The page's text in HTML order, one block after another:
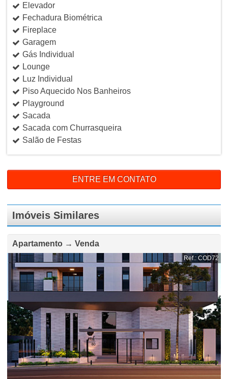
Elevador
Fechadura Biométrica
Fireplace
Garagem
Gás Individual
Lounge
Luz Individual
Piso Aquecido Nos Banheiros
Playground
Sacada
Sacada com Churrasqueira
Salão de Festas
ENTRE EM CONTATO
Imóveis Similares
Apartamento → Venda
Ref.: COD72